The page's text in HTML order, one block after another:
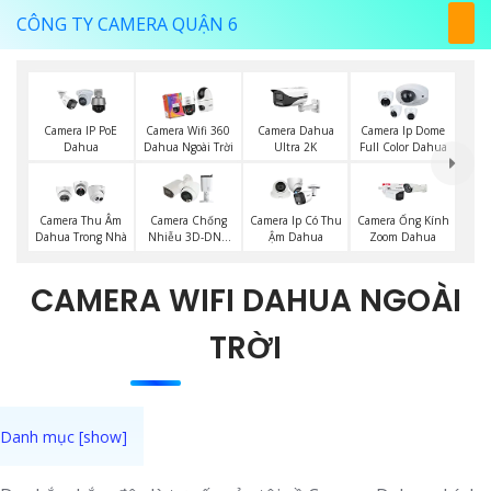
CÔNG TY CAMERA QUẬN 6
Camera IP PoE
Dahua
Camera Wifi 360
Dahua Ngoài Trời
Camera Dahua
Ultra 2K
Camera Ip Dome
Full Color Dahua
Camera Thu Âm
Dahua Trong Nhà
Camera Chống
Nhiễu 3D-DNR
Camera Ip Có Thu
Ậm Dahua
Camera Ống Kính
Zoom Dahua
CAMERA WIFI DAHUA NGOÀI
TRỜI